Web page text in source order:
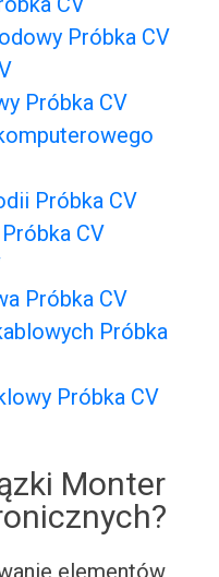
Próbka CV
Próbka CV
Próbka CV
CV
Próbka CV
Próbka
Próbka CV
Monter
elementów